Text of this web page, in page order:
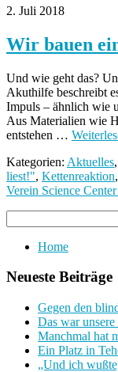
2. Juli 2018
Wir bauen
Und wie geht das?
Akuthilfe beschreibt
Impuls – ähnlich wie
Aus Materialien wie
entstehen …
Kategorien: Aktuelles,
liest!", Kettenreaktion,
Verein Science
Home
Neueste Beiträge
Gegen den
Das war
Manchmal hat
Ein Platz in
„Und ich